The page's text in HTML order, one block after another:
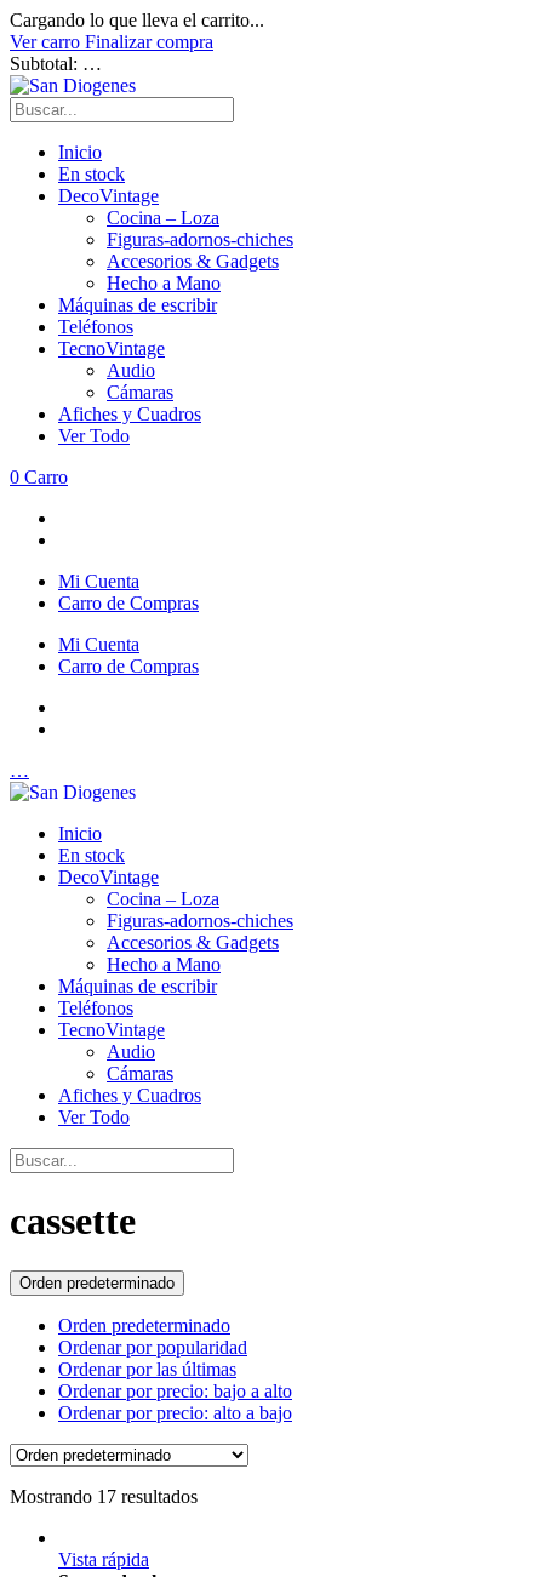
Cargando lo que lleva el carrito...
Ver carro Finalizar compra
Subtotal: …
Inicio
En stock
DecoVintage
Cocina – Loza
Figuras-adornos-chiches
Accesorios & Gadgets
Hecho a Mano
Máquinas de escribir
Teléfonos
TecnoVintage
Audio
Cámaras
Afiches y Cuadros
Ver Todo
0 Carro
Mi Cuenta
Carro de Compras
Mi Cuenta
Carro de Compras
…
Inicio
En stock
DecoVintage
Cocina – Loza
Figuras-adornos-chiches
Accesorios & Gadgets
Hecho a Mano
Máquinas de escribir
Teléfonos
TecnoVintage
Audio
Cámaras
Afiches y Cuadros
Ver Todo
cassette
Orden predeterminado
Orden predeterminado
Ordenar por popularidad
Ordenar por las últimas
Ordenar por precio: bajo a alto
Ordenar por precio: alto a bajo
Mostrando 17 resultados
Vista rápida